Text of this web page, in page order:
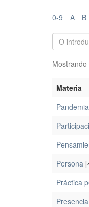
0-9 A B
Materia
Pandemia
Persona
Práctica